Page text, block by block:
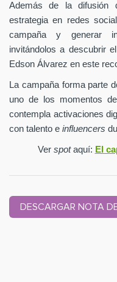
Además de la
estrategia en redes
campaña y generar
invitándolos a descubrir
Edson Álvarez en este
La campaña forma parte
uno de los momentos
contempla activaciones
con talento e influencers
Ver spotaquí: El
DESCARGAR NOTA